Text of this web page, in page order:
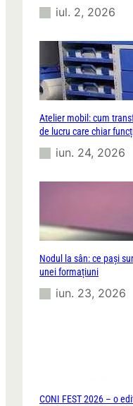
iul. 2, 2026
Atelier mobil: cum
de lucru care chiar
iun. 24, 2026
Nodul la sân: ce pași
unei formațiuni
iun. 23, 2026
CONI FEST 2026 – o